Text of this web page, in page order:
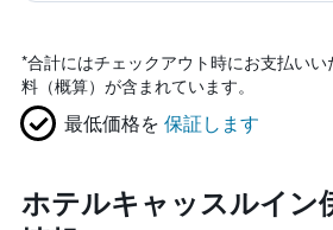
*合計にはチェックアウト時にお支払い
料（概算）が含まれています。
最低価格を 保証します
ホテルキャッスルイン